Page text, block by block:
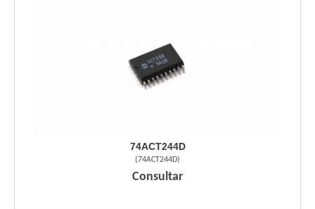
74ACT244D
(74ACT244D)
Consultar